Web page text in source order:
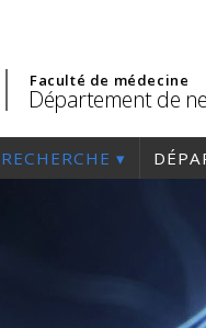
Faculté de médecine
Département de
RECHERCHE